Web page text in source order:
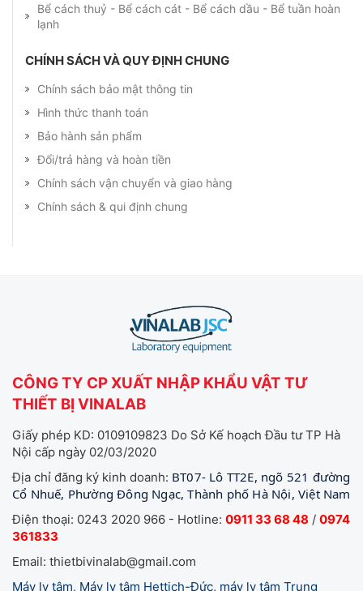
Bể cách thuỷ - Bể cách cát - Bể cách dầu - Bể tuần hoàn
lạnh
CHÍNH SÁCH VÀ QUY ĐỊNH CHUNG
Chính sách bảo mật thông tin
Hình thức thanh toán
Bảo hành sản phẩm
Đổi/trả hàng và hoàn tiền
Chính sách vận chuyển và giao hàng
Chính sách & qui định chung
CÔNG TY CP XUẤT NHẬP KHẨU VẬT TƯ
THIẾT BỊ VINALAB
Giấy phép KD: 0109109823 Do Sở Kế hoạch Đầu tư TP Hà
Nội cấp ngày 02/03/2020
Địa chỉ đăng ký kinh doanh: BT07- Lô TT2E, ngõ 521 đường
Cổ Nhuế, Phường Đông Ngạc, Thành phố Hà Nội, Việt Nam
Điện thoại: 0243 2020 966 - Hotline: 0911 33 68 48 / 0974
361833
Email: thietbivinalab@gmail.com
Máy ly tâm, Máy ly tâm Hettich-Đức, máy ly tâm Trung